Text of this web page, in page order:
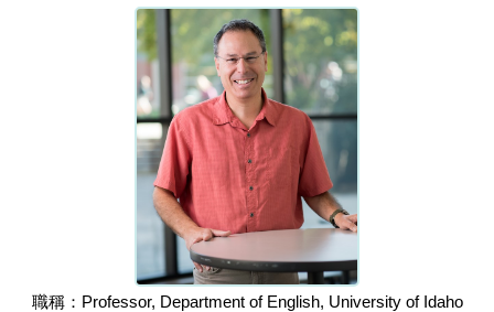
職稱：Professor, Department of English, University of Idaho